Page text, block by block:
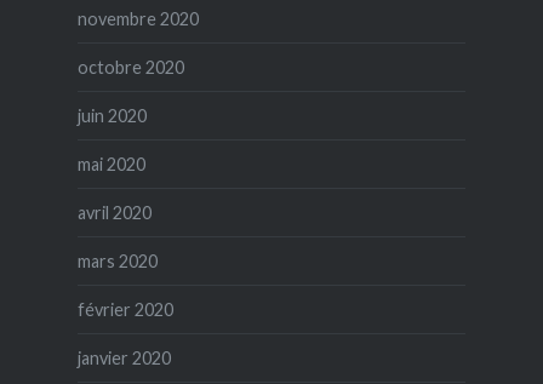
novembre 2020
octobre 2020
juin 2020
mai 2020
avril 2020
mars 2020
février 2020
janvier 2020